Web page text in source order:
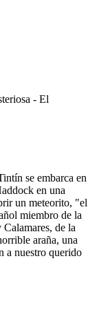
- El
se embarca en
en una
un meteorito, "el
miembro de la
de la
araña, una
a nuestro querido